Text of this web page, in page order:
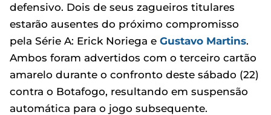
defensivo. Dois de seus zagueiros titulares
estarão ausentes do próximo compromisso
pela Série A: Erick Noriega e Gustavo Martins.
Ambos foram advertidos com o terceiro cartão
amarelo durante o confronto deste sábado (22)
contra o Botafogo, resultando em suspensão
automática para o jogo subsequente.